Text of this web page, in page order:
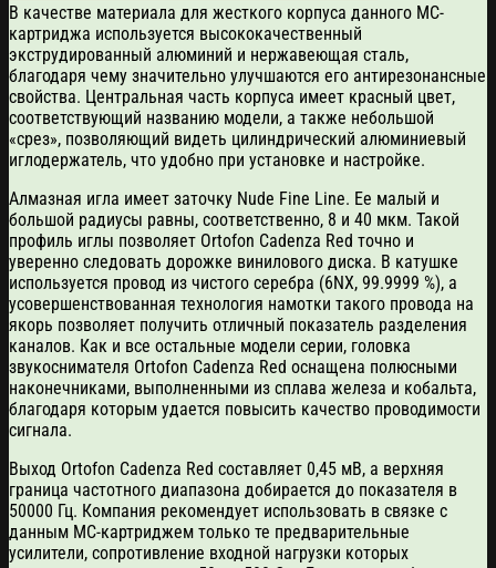
В качестве материала для жесткого корпуса данного MC-
картриджа используется высококачественный
экструдированный алюминий и нержавеющая сталь,
благодаря чему значительно улучшаются его антирезонансные
свойства. Центральная часть корпуса имеет красный цвет,
соответствующий названию модели, а также небольшой
«срез», позволяющий видеть цилиндрический алюминиевый
иглодержатель, что удобно при установке и настройке.
Алмазная игла имеет заточку Nude Fine Line. Ее малый и
большой радиусы равны, соответственно, 8 и 40 мкм. Такой
профиль иглы позволяет Ortofon Cadenza Red точно и
уверенно следовать дорожке винилового диска. В катушке
используется провод из чистого серебра (6NX, 99.9999 %), а
усовершенствованная технология намотки такого провода на
якорь позволяет получить отличный показатель разделения
каналов. Как и все остальные модели серии, головка
звукоснимателя Ortofon Cadenza Red оснащена полюсными
наконечниками, выполненными из сплава железа и кобальта,
благодаря которым удается повысить качество проводимости
сигнала.
Выход Ortofon Cadenza Red составляет 0,45 мВ, а верхняя
граница частотного диапазона добирается до показателя в
50000 Гц. Компания рекомендует использовать в связке с
данным MC-картриджем только те предварительные
усилители, сопротивление входной нагрузки которых